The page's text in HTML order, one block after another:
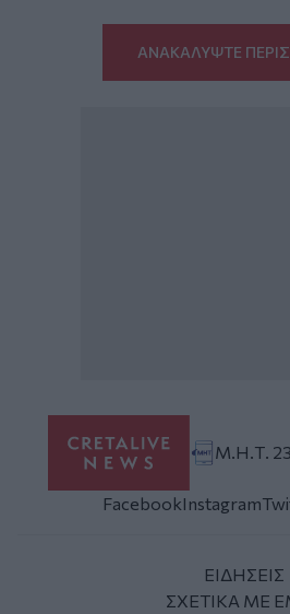
ΑΝΑΚΑΛΥΨΤΕ
Μ.Η.Τ.
FacebookInstagram
ΕΙΔΗΣΕΙΣ
ΣΧΕΤΙΚΑ ΜΕ